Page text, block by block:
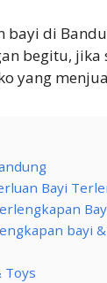
bayi di
begitu,
yang
Bayi
bayi
Toys